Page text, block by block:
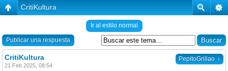
CritiKultura
Ir al estilo normal
Publicar una respuesta
PepitoGrillao ↓
CritiKultura
21 Feb 2025, 08:54